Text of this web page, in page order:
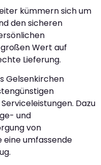
kümmern sich um
den sicheren
Wert auf
Lieferung.
Gelsenkirchen
Dazu
und
von
umfassende